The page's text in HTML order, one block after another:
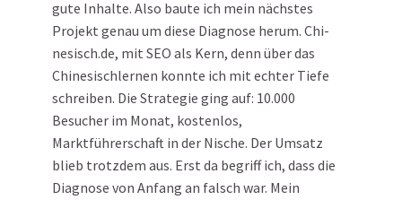
gute Inhalte. Also baute ich mein nächstes
Projekt genau um diese Diagnose herum. Chi-
nesisch.de, mit SEO als Kern, denn über das
Chinesischlernen konnte ich mit echter Tiefe
schreiben. Die Strategie ging auf: 10.000
Besucher im Monat, kostenlos,
Marktführerschaft in der Nische. Der Umsatz
blieb trotzdem aus. Erst da begriff ich, dass die
Diagnose von Anfang an falsch war. Mein